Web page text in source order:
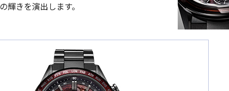
きを演出します。